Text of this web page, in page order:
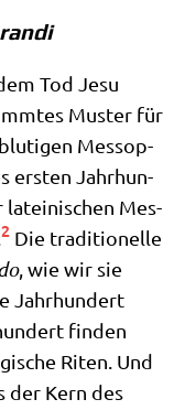
Tod Jesu
Muster für
Mess­op­
ersten Jahr­hun­
latei­ni­schen Mes­
2 Die tra­di­tio­nel­le
, wie wir sie
Jahr­hun­dert
fin­den
Riten. Und
der Kern des